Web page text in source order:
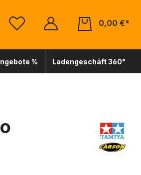
0,00 €*
% Ladengeschäft 360°